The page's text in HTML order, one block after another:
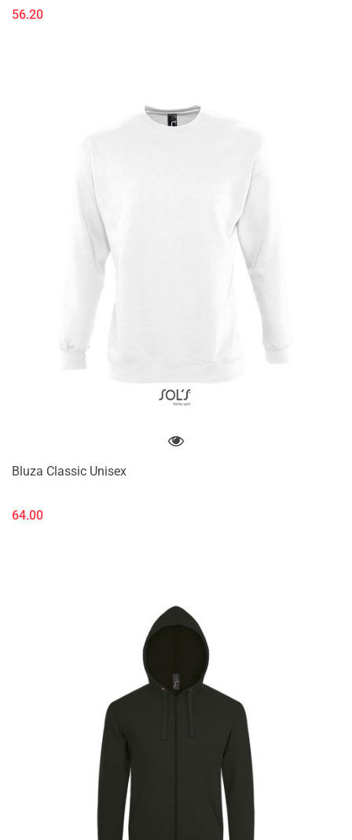
56.20
Bluza Classic Unisex
64.00